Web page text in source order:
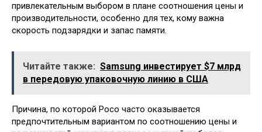
привлекательным выбором в плане соотношения цены и
производительности, особенно для тех, кому важна
скорость подзарядки и запас памяти.
Читайте также: Samsung инвестирует $7 млрд
в передовую упаковочную линию в США
Причина, по которой Poco часто оказывается
предпочтительным вариантом по соотношению цены и